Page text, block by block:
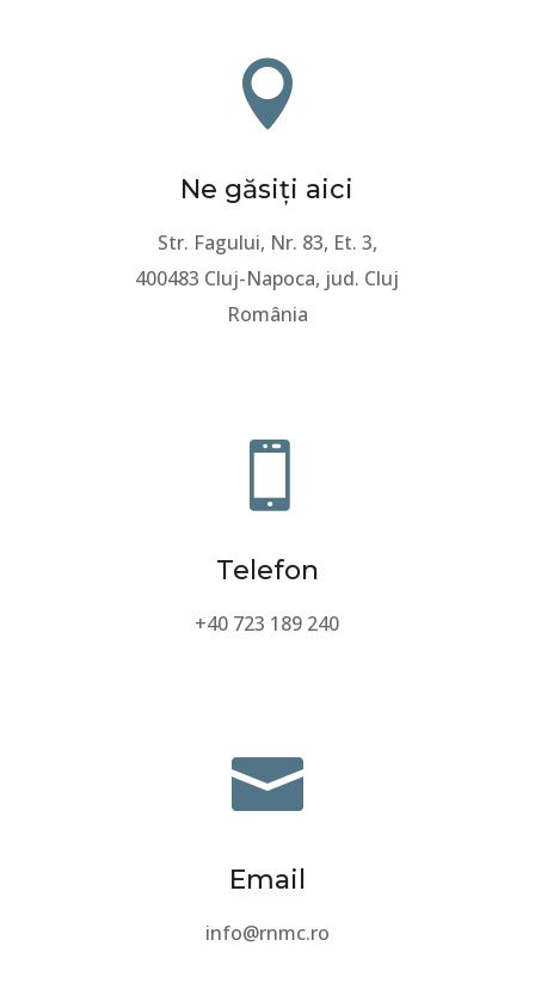

Ne găsiți aici
Str. Fagului, Nr. 83, Et. 3,
400483 Cluj-Napoca, jud. Cluj
România

Telefon
+40 723 189 240

Email
info@rnmc.ro